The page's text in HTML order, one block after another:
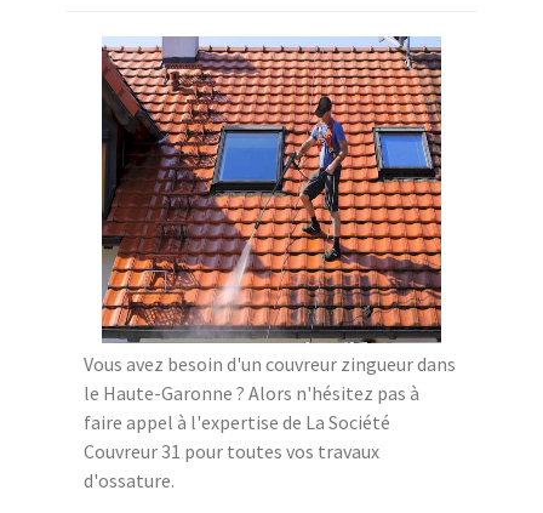
Vous avez besoin d'un couvreur zingueur dans
le Haute-Garonne ? Alors n'hésitez pas à
faire appel à l'expertise de La Société
Couvreur 31 pour toutes vos travaux
d'ossature.